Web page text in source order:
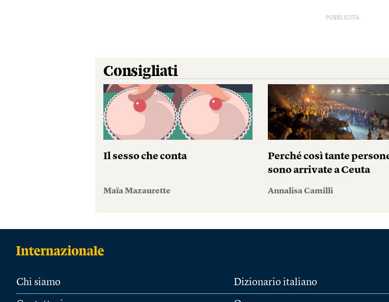
PUBBLICITÀ
Consigliati
Il sesso che conta
Maïa Mazaurette
Perché così tante
sono arrivate a Ceuta
Annalisa Camilli
Chi siamo Dizionario italiano